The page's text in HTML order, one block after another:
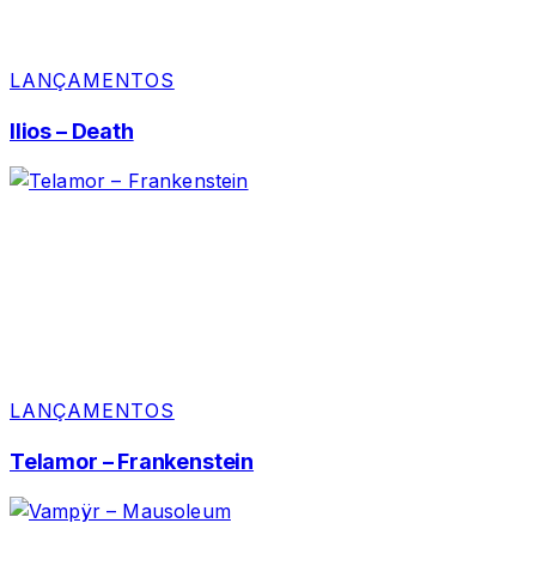
LANÇAMENTOS
Ilios – Death
LANÇAMENTOS
Telamor – Frankenstein